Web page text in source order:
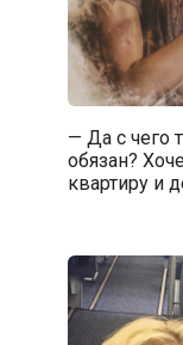
— Да с чего
обязан?
квартиру и